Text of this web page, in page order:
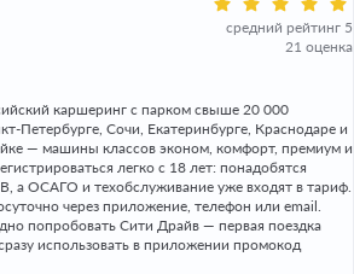
средний рейтинг 5
21 оценка
каршеринг с парком свыше 20 000
Петербурге, Сочи, Екатеринбурге, Краснодаре и
— машины классов эконом, комфорт, премиум и
легко с 18 лет: понадобятся
а ОСАГО и техобслуживание уже входят в тариф.
через приложение, телефон или email.
попробовать Сити Драйв — первая поездка
использовать в приложении промокод